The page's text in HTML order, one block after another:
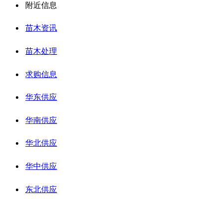
附近信息
苗木资讯
苗木处理
求购信息
华东供应
华南供应
华北供应
华中供应
东北供应